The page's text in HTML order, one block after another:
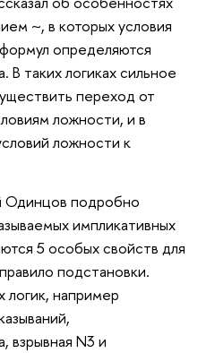
~, в которых условия
определяются
В таких логиках сильное
переход от
ложности, и в
ложности к
Одинцов подробно
импликативных
5 особых свойств для
подстановки.
логик, например
взрывная N3 и